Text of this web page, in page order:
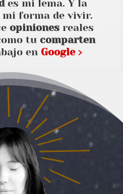
es mi lema. Y la
mi forma de vivir.
opiniones reales
tucomparten
en Google ›